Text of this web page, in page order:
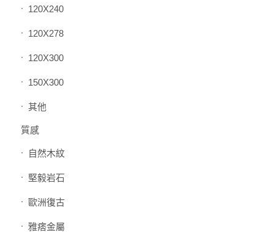
120X240
120X278
120X300
150X300
其他
質感
自然木紋
堅毅岩石
歐洲復古
雅痞金屬